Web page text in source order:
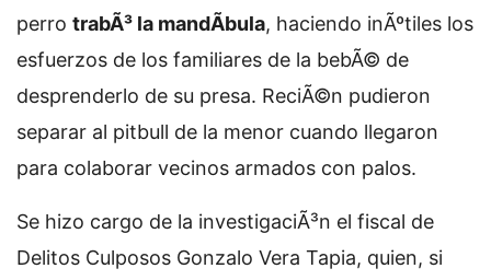
perro trabÃ³ la mandÃ­bula, haciendo inÃºtiles los
esfuerzos de los familiares de la bebÃ© de
desprenderlo de su presa. ReciÃ©n pudieron
separar al pitbull de la menor cuando llegaron
para colaborar vecinos armados con palos.
Se hizo cargo de la investigaciÃ³n el fiscal de
Delitos Culposos Gonzalo Vera Tapia, quien, si